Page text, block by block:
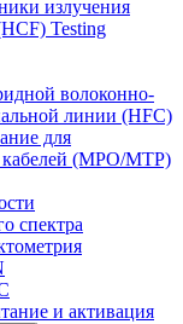
излучения
Testing
волоконно-
линии (HFC)
для
(MPO/MTP)
спектра
и активация